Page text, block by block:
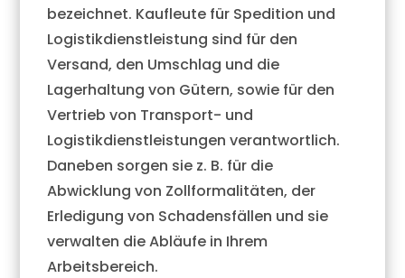
bezeichnet. Kaufleute für Spedition und
Logistikdienstleistung sind für den
Versand, den Umschlag und die
Lagerhaltung von Gütern, sowie für den
Vertrieb von Transport- und
Logistikdienstleistungen verantwortlich.
Daneben sorgen sie z. B. für die
Abwicklung von Zollformalitäten, der
Erledigung von Schadensfällen und sie
verwalten die Abläufe in Ihrem
Arbeitsbereich.